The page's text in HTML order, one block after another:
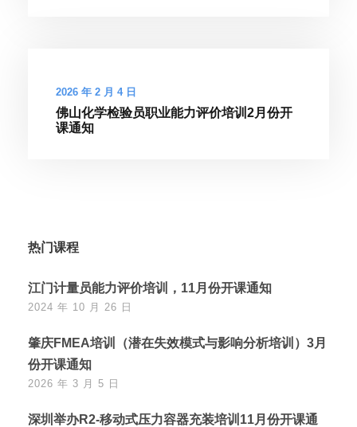
2026 年 2 月 4 日
佛山化学检验员职业能力评价培训2月份开
课通知
热门课程
江门计量员能力评价培训，11月份开课通知
2024 年 10 月 26 日
肇庆FMEA培训（潜在失效模式与影响分析培训）3月
份开课通知
2026 年 3 月 5 日
深圳举办R2-移动式压力容器充装培训11月份开课通